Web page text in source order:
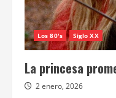
Los 80's Siglo XX
La princesa
2 enero, 2026